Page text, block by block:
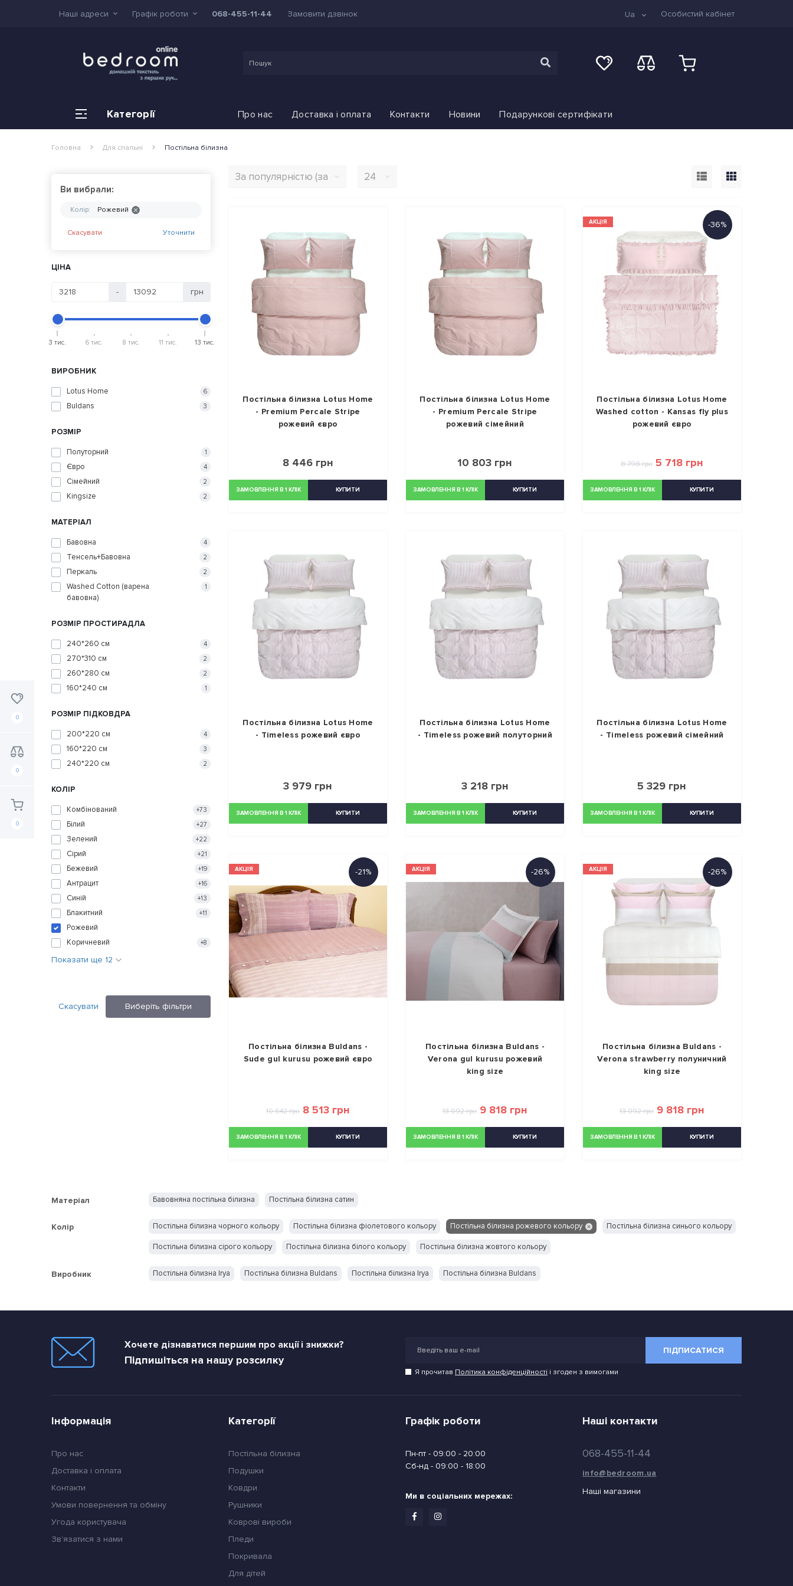
0
0
0
Наші адреси Графік роботи 068-455-11-44 Замовити дзвінок Ua Особистий кабінет
Категорії Про нас Доставка і оплата Контакти Новини Подарункові сертифікати
Головна Для спальні Постільна білизна
Ви вибрали:
Колір: Рожевий
Скасувати Уточнити
ЦІНА
- грн
3 тис. 6 тис. 8 тис. 11 тис. 13 тис.
ВИРОБНИК
Lotus Home 6
Buldans 3
РОЗМІР
Полуторний 1
Євро 4
Сімейний 2
Kingsize 2
МАТЕРІАЛ
Бавовна 4
Тенсель+Бавовна 2
Перкаль 2
Washed Cotton (варена
бавовна)
1
РОЗМІР ПРОСТИРАДЛА
240*260 см 4
270*310 см 2
260*280 см 2
160*240 см 1
РОЗМІР ПІДКОВДРА
200*220 см 4
160*220 см 3
240*220 см 2
КОЛІР
Комбінований +73
Білий +27
Зелений +22
Сірий +21
Бежевий +19
Антрацит +16
Синій +13
Блакитний +11
Рожевий
Коричневий
+8
Показати ще 12
Скасувати Виберіть фільтри
Постільна білизна Lotus Home
- Premium Percale Stripe
рожевий євро
8 446 грн
ЗАМОВЛЕННЯ В 1 КЛІК КУПИТИ
Постільна білизна Lotus Home
- Premium Percale Stripe
рожевий сімейний
10 803 грн
ЗАМОВЛЕННЯ В 1 КЛІК КУПИТИ
АКЦІЯ -36%
Постільна білизна Lotus Home
Washed cotton - Kansas fly plus
рожевий євро
8 798 грн 5 718 грн
ЗАМОВЛЕННЯ В 1 КЛІК КУПИТИ
Постільна білизна Lotus Home
- Timeless рожевий євро
3 979 грн
ЗАМОВЛЕННЯ В 1 КЛІК КУПИТИ
Постільна білизна Lotus Home
- Timeless рожевий полуторний
3 218 грн
ЗАМОВЛЕННЯ В 1 КЛІК КУПИТИ
Постільна білизна Lotus Home
- Timeless рожевий сімейний
5 329 грн
ЗАМОВЛЕННЯ В 1 КЛІК КУПИТИ
АКЦІЯ -21%
Постільна білизна Buldans -
Sude gul kurusu рожевий євро
10 642 грн 8 513 грн
ЗАМОВЛЕННЯ В 1 КЛІК КУПИТИ
АКЦІЯ -26%
Постільна білизна Buldans -
Verona gul kurusu рожевий
king size
13 092 грн 9 818 грн
ЗАМОВЛЕННЯ В 1 КЛІК КУПИТИ
АКЦІЯ -26%
Постільна білизна Buldans -
Verona strawberry полуничний
king size
13 092 грн 9 818 грн
ЗАМОВЛЕННЯ В 1 КЛІК КУПИТИ
Матеріал Бавовняна постільна білизна Постільна білизна сатин
Колір Постільна білизна чорного кольору Постільна білизна фіолетового кольору Постільна білизна рожевого кольору Постільна білизна синього кольору
Постільна білизна сірого кольору Постільна білизна білого кольору Постільна білизна жовтого кольору
Виробник Постільна білизна Irya Постільна білизна Buldans Постільна білизна Irya Постільна білизна Buldans
Хочете дізнаватися першим про акції і знижки?
Підпишіться на нашу розсилку
ПІДПИСАТИСЯ
Я прочитав Політика конфіденційності і згоден з вимогами
Інформація
Про нас
Доставка і оплата
Контакти
Умови повернення та обміну
Угода користувача
Зв'язатися з нами
Категорії
Постільна білизна
Подушки
Ковдри
Pушники
Коврові вироби
Пледи
Покривала
Для дітей
Графік роботи
Пн-пт - 09:00 - 20:00
Сб-нд - 09:00 - 18:00
Ми в соціальних мережах:
Наші контакти
068-455-11-44
info@bedroom.ua
Наші магазини